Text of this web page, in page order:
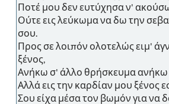
Ποτέ μου δεν ευτύχησα ν'
Ούτε εις λεύκωμα να δω την
σου.
Προς σε λοιπόν ολοτελώς ειμ'
ξένος,
Ανήκω σ' άλλο θρήσκευμα ανήκω
Αλλά εις την καρδίαν μου ξένος
Σου είχα μέσα τον βωμόν για να